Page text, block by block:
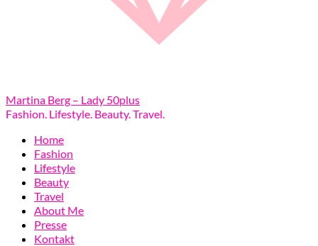
Martina Berg – Lady 50plus
Fashion. Lifestyle. Beauty. Travel.
Home
Fashion
Lifestyle
Beauty
Travel
About Me
Presse
Kontakt